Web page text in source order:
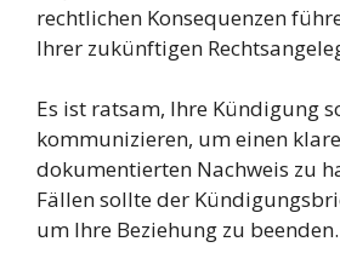
rechtlichen Konsequenzen
Ihrer zukünftigen
Es ist ratsam, Ihre Kündigung
kommunizieren, um einen
dokumentierten Nachweis zu
Fällen sollte der
um Ihre Beziehung zu beenden.